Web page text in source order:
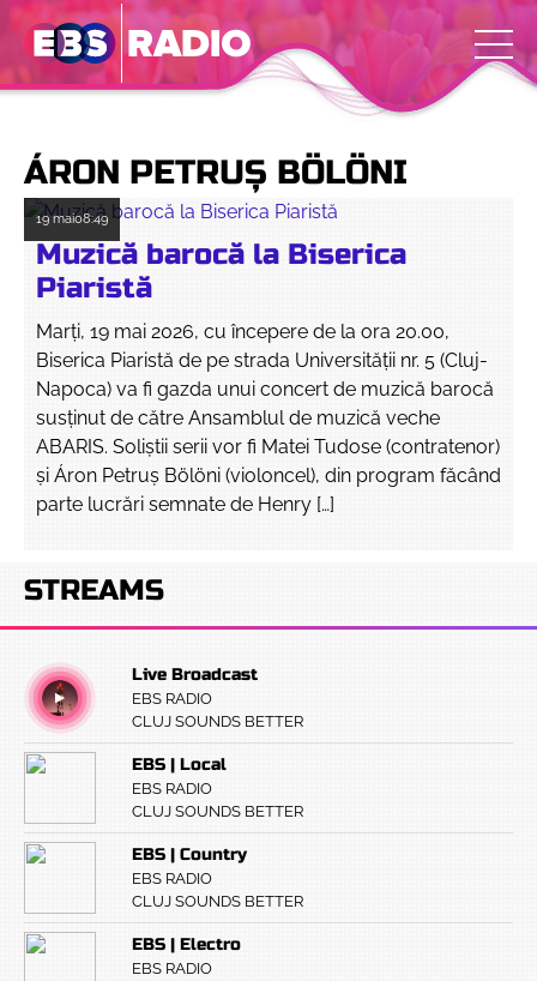
ÁRON PETRUȘ BÖLÖNI
19 mai08:49
Muzică barocă la Biserica
Piaristă
Marți, 19 mai 2026, cu începere de la ora 20.00,
Biserica Piaristă de pe strada Universității nr. 5 (Cluj-
Napoca) va fi gazda unui concert de muzică barocă
susținut de către Ansamblul de muzică veche
ABARIS. Soliștii serii vor fi Matei Tudose (contratenor)
și Áron Petruș Bölöni (violoncel), din program făcând
parte lucrări semnate de Henry […]
STREAMS
Live Broadcast
EBS RADIO
CLUJ SOUNDS BETTER
EBS | Local
EBS RADIO
CLUJ SOUNDS BETTER
EBS | Country
EBS RADIO
CLUJ SOUNDS BETTER
EBS | Electro
EBS RADIO